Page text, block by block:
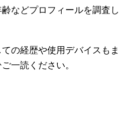
などプロフィールを調査し
の経歴や使用デバイスもま
一読ください。